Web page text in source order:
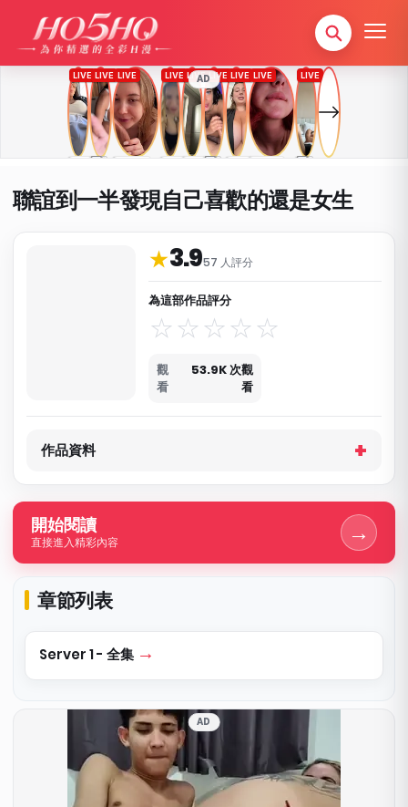
AD
聯誼到一半發現自己喜歡的還是女生
★3.957 人評分
為這部作品評分
觀
看
53.9K 次觀
看
作品資料與分類
作品資料
開始閱讀
直接進入精彩內容 →
章節列表
Server 1 - 全集
AD